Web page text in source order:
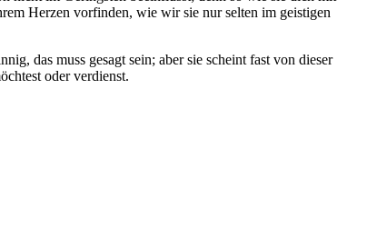
Herzen vorfinden, wie wir sie nur selten im geistigen
das muss gesagt sein; aber sie scheint fast von dieser
oder verdienst.